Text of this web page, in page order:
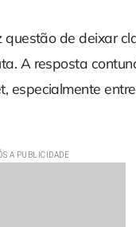
de deixar
A resposta
especialmente